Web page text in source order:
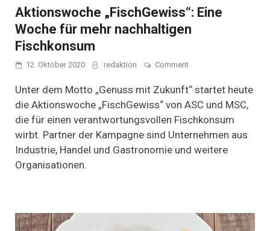
Aktionswoche „FischGewiss“: Eine
Woche für mehr nachhaltigen
Fischkonsum
12. Oktober 2020 redaktion Commenton
„FischGewiss“:
Woche
für
nachhaltigen
Fischkonsum
Unter dem Motto „Genuss mit Zukunft“ startet heute
die Aktionswoche „FischGewiss“ von ASC und MSC,
die für einen verantwortungsvollen Fischkonsum
wirbt. Partner der Kampagne sind Unternehmen aus
Industrie, Handel und Gastronomie und weitere
Organisationen.